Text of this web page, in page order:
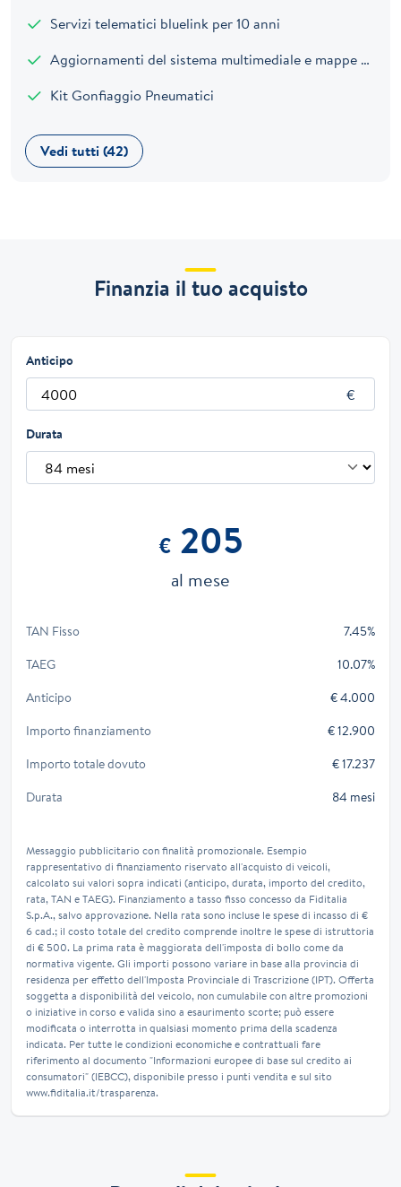
Servizi telematici bluelink per 10 anni
Aggiornamenti del sistema multimediale e mappe del navigatore tramite rete wireless (OTA) per 6 mesi
Kit Gonfiaggio Pneumatici
Vedi tutti (42)
Finanzia il tuo acquisto
Anticipo
Durata
€205
al mese
TAN Fisso
7.45%
TAEG
10.07%
Anticipo
€ 4.000
Importo finanziamento
€ 12.900
Importo totale dovuto
€ 17.237
Durata
84 mesi
Messaggio pubblicitario con finalità promozionale. Esempio
rappresentativo di finanziamento riservato all'acquisto di veicoli,
calcolato sui valori sopra indicati (anticipo, durata, importo del credito,
rata, TAN e TAEG). Finanziamento a tasso fisso concesso da Fiditalia
S.p.A., salvo approvazione. Nella rata sono incluse le spese di incasso di €
6 cad.; il costo totale del credito comprende inoltre le spese di istruttoria
di € 500. La prima rata è maggiorata dell'imposta di bollo come da
normativa vigente. Gli importi possono variare in base alla provincia di
residenza per effetto dell'Imposta Provinciale di Trascrizione (IPT). Offerta
soggetta a disponibilità del veicolo, non cumulabile con altre promozioni
o iniziative in corso e valida sino a esaurimento scorte; può essere
modificata o interrotta in qualsiasi momento prima della scadenza
indicata. Per tutte le condizioni economiche e contrattuali fare
riferimento al documento "Informazioni europee di base sul credito ai
consumatori" (IEBCC), disponibile presso i punti vendita e sul sito
www.fiditalia.it/trasparenza.